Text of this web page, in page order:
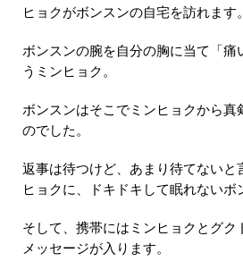
ヒョクがボンスンの自宅を訪れます。
ボンスンの腕を自分の胸に当て「痛
うミンヒョク。
ボンスンはそこでミンヒョクから真
のでした。
返事は待つけど、あまり待てないと
ヒョクに、ドキドキして眠れないボ
そして、携帯にはミンヒョクとグク
メッセージが入ります。